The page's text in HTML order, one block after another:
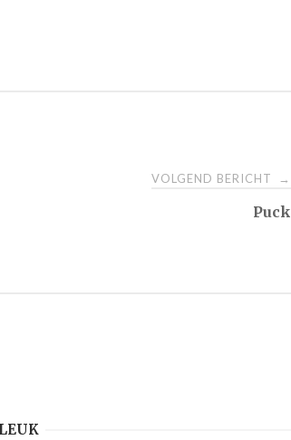
VOLGEND BERICHT →
Puck